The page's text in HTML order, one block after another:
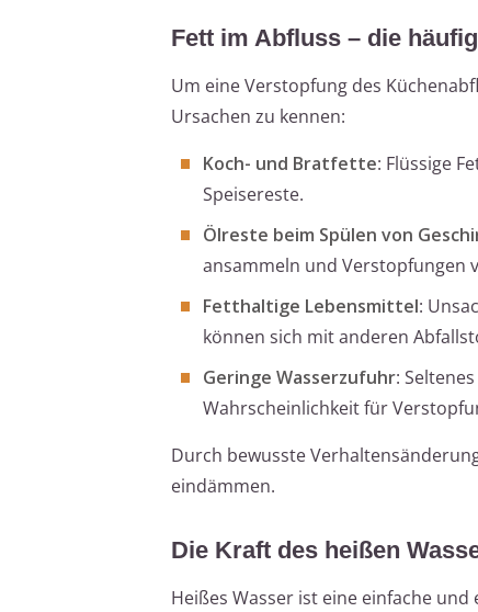
Fett im Abfluss – die
Um eine Verstopfung des
Ursachen zu kennen:
Koch- und Bratfette: Flüssige
Speisereste.
Ölreste beim Spülen von
ansammeln und Verstopfungen
Fetthaltige Lebensmittel:
können sich mit anderen
Geringe Wasserzufuhr:
Wahrscheinlichkeit für
Durch bewusste
eindämmen.
Die Kraft des heißen
Heißes Wasser ist eine einfache